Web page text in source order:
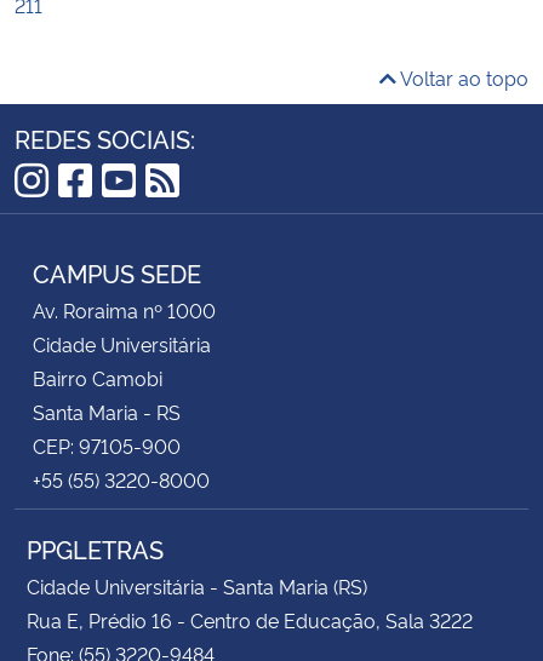
Voltar ao topo
REDES SOCIAIS:
Instagram
Facebook
YouTube
RSS
CAMPUS SEDE
Av. Roraima nº 1000
Cidade Universitária
Bairro Camobi
Santa Maria - RS
CEP: 97105-900
+55 (55) 3220-8000
PPGLETRAS
Cidade Universitária - Santa Maria (RS)
Rua E, Prédio 16 - Centro de Educação, Sala 3222
Fone: (55) 3220-9484